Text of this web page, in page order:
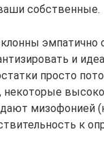
собственные.
эмпатично
и
просто
некоторые
мизофонией
к